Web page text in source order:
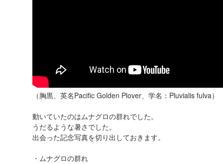
（胸黒、英名Pacific Golden Plover、学名：Pluvialis fulva）
動いていたのはムナグロの群れでした。
うだるような暑さでした。
出会った記念写真を切り出しておきます。
・ムナグロの群れ